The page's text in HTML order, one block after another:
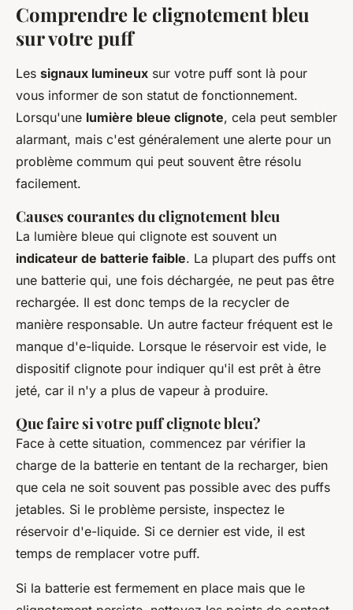
Comprendre le clignotement bleu
sur votre puff
Les signaux lumineux sur votre puff sont là pour
vous informer de son statut de fonctionnement.
Lorsqu'une lumière bleue clignote, cela peut sembler
alarmant, mais c'est généralement une alerte pour un
problème commum qui peut souvent être résolu
facilement.
Causes courantes du clignotement bleu
La lumière bleue qui clignote est souvent un
indicateur de batterie faible. La plupart des puffs ont
une batterie qui, une fois déchargée, ne peut pas être
rechargée. Il est donc temps de la recycler de
manière responsable. Un autre facteur fréquent est le
manque d'e-liquide. Lorsque le réservoir est vide, le
dispositif clignote pour indiquer qu'il est prêt à être
jeté, car il n'y a plus de vapeur à produire.
Que faire si votre puff clignote bleu?
Face à cette situation, commencez par vérifier la
charge de la batterie en tentant de la recharger, bien
que cela ne soit souvent pas possible avec des puffs
jetables. Si le problème persiste, inspectez le
réservoir d'e-liquide. Si ce dernier est vide, il est
temps de remplacer votre puff.
Si la batterie est fermement en place mais que le